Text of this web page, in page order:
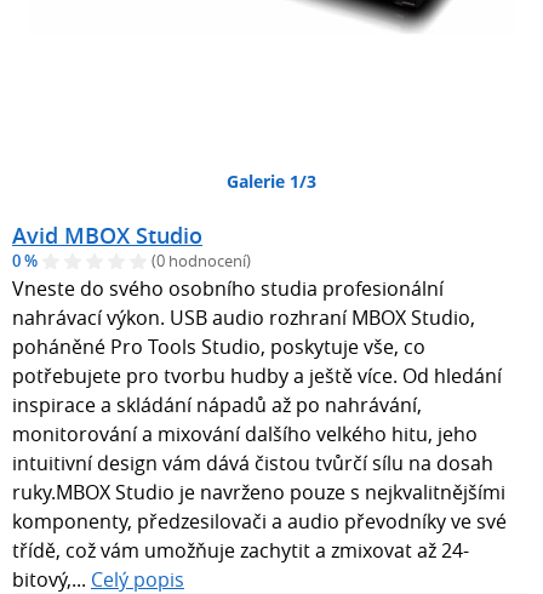
Galerie 1/3
Avid MBOX Studio
0 % (0 hodnocení)
Vneste do svého osobního studia profesionální
nahrávací výkon. USB audio rozhraní MBOX Studio,
poháněné Pro Tools Studio, poskytuje vše, co
potřebujete pro tvorbu hudby a ještě více. Od hledání
inspirace a skládání nápadů až po nahrávání,
monitorování a mixování dalšího velkého hitu, jeho
intuitivní design vám dává čistou tvůrčí sílu na dosah
ruky.MBOX Studio je navrženo pouze s nejkvalitnějšími
komponenty, předzesilovači a audio převodníky ve své
třídě, což vám umožňuje zachytit a zmixovat až 24-
bitový,... Celý popis